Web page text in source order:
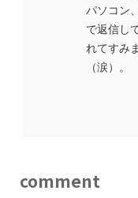
パソコン
で返信し
れてすみ
（涙）。
comment